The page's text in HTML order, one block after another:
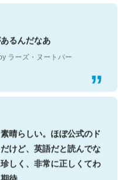
るんだなあ
晴らしい。ほぼ公式のド
けど、英語だと読んでな
しく、非常に正しくてわ
待。